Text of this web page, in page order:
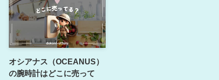
オシアナス（OCEANUS）
の腕時計はどこに売って